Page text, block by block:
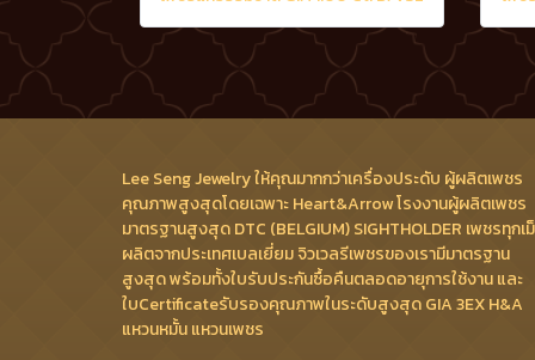
Lee Seng Jewelry ให้คุณมากกว่าเครื่องประดับ ผู้ผลิตเพชร
คุณภาพสูงสุดโดยเฉพาะ Heart&Arrow โรงงานผู้ผลิตเพชร
มาตรฐานสูงสุด DTC (BELGIUM) SIGHTHOLDER เพชรทุกเ
ผลิตจากประเทศเบลเยี่ยม จิวเวลรีเพชรของเรามีมาตรฐาน
สูงสุด พร้อมทั้งใบรับประกันซื้อคืนตลอดอายุการใช้งาน และ
ใบCertificateรับรองคุณภาพในระดับสูงสุด GIA 3EX H&A
แหวนหมั้น แหวนเพชร